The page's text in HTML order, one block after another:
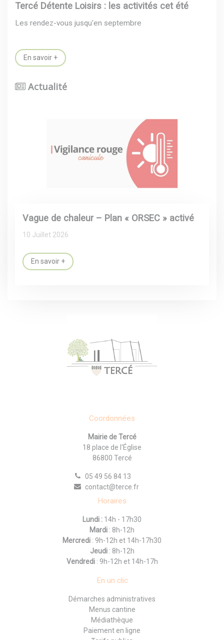
Tercé Détente Loisirs : les activités cet été
Les rendez-vous jusqu'en septembre
En savoir +
Actualité
Vague de chaleur – Plan « ORSEC » activé
10 Juillet 2026
En savoir +
Coordonnées
Mairie de Tercé
18 place de l'Église
86800 Tercé
05 49 56 84 13
contact@terce.fr
Horaires
Lundi : 14h - 17h30
Mardi : 8h-12h
Mercredi : 9h-12h et 14h-17h30
Jeudi : 8h-12h
Vendredi : 9h-12h et 14h-17h
En un clic
Démarches administratives
Menus cantine
Médiathèque
Paiement en ligne